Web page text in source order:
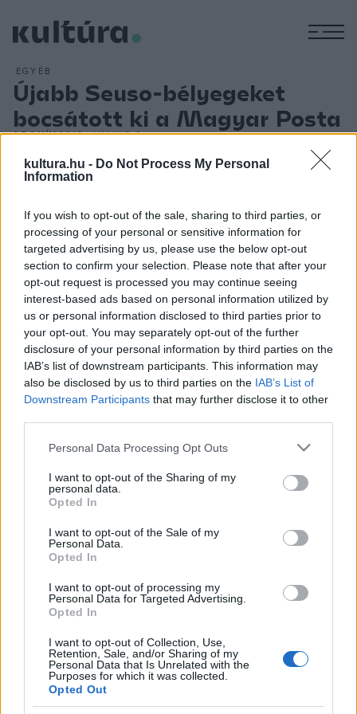
kultura.hu - Do Not Process My Personal
Information
If you wish to opt-out of the sale, sharing to third parties, or
processing of your personal or sensitive information for
targeted advertising by us, please use the below opt-out
section to confirm your selection. Please note that after your
opt-out request is processed you may continue seeing
interest-based ads based on personal information utilized by
us or personal information disclosed to third parties prior to
your opt-out. You may separately opt-out of the further
disclosure of your personal information by third parties on the
IAB’s list of downstream participants. This information may
also be disclosed by us to third parties on the IAB’s List of
Downstream Participants that may further disclose it to other
Please note that this website/app uses one or more Google
not limited to your visit or usage behaviour. You may click to
grant or deny consent to Google and its third-party tags to
use your data for below specified purposes in below Google
consent section.
Personal Data Processing Opt Outs
I want to opt-out of the Sharing of my
personal data.
Opted In
I want to opt-out of the Sale of my
Personal Data.
Opted In
I want to opt-out of processing my
Personal Data for Targeted Advertising.
Opted In
I want to opt-out of Collection, Use,
Retention, Sale, and/or Sharing of my
Personal Data that Is Unrelated with the
Purposes for which it was collected.
Opted Out
EGYÉB
Újabb Seuso-bélyegeket
bocsátott ki a Magyar Posta
ARCHÍV2019. JÚLIUS 8.
kincsleletek egyike. A Magyar Posta a kincs első hét tagjáról
második ütemben hazaszállított hét tárgyat mutatja be. Az
ezüst tárgyakat ábrázoló mintát diffrakciós fólia- és
dombornyomás teszi különlegesebbé, a blokkon uv-fényben
a leghíresebb, és egyben a kincs névadó darabjaként is
ismert ezüst Vadász-tál központi, kör alakú mezőbe foglalt
jeleneteit keretező, latin nyelvű verses felirat olvasható. A
bélyegeket Benedek Imre grafikusművész tervezte.